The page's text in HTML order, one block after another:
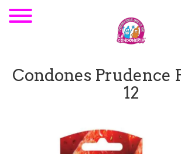
Condones Prudence
12